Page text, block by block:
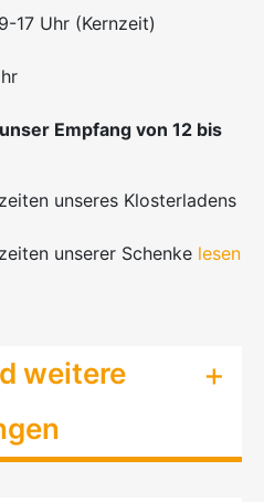
17 Uhr (Kernzeit)
Empfangvon 12 bis
unseres Klosterladens
unserer Schenke lesen
weitere